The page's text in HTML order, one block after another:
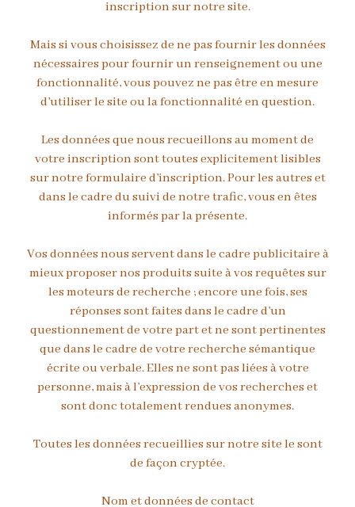
inscription sur notre site.
Mais si vous choisissez de ne pas fournir les données
nécessaires pour fournir un renseignement ou une
fonctionnalité, vous pouvez ne pas être en mesure
d’utiliser le site ou la fonctionnalité en question.
Les données que nous recueillons au moment de
votre inscription sont toutes explicitement lisibles
sur notre formulaire d’inscription. Pour les autres et
dans le cadre du suivi de notre trafic, vous en êtes
informés par la présente.
Vos données nous servent dans le cadre publicitaire à
mieux proposer nos produits suite à vos requêtes sur
les moteurs de recherche ; encore une fois, ses
réponses sont faites dans le cadre d’un
questionnement de votre part et ne sont pertinentes
que dans le cadre de votre recherche sémantique
écrite ou verbale. Elles ne sont pas liées à votre
personne, mais à l’expression de vos recherches et
sont donc totalement rendues anonymes.
Toutes les données recueillies sur notre site le sont
de façon cryptée.
Nom et données de contact